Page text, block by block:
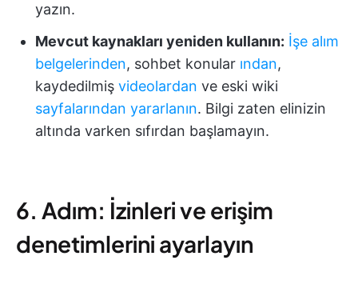
yazın.
Mevcut kaynakları yeniden kullanın: İşe alım
belgelerinden, sohbet konular ından,
kaydedilmiş videolardan ve eski wiki
sayfalarından yararlanın. Bilgi zaten elinizin
altında varken sıfırdan başlamayın.
6. Adım: İzinleri ve erişim
denetimlerini ayarlayın